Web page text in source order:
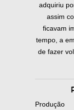
adquiriu
assim
ficavam
tempo, a
de fazer
Produção